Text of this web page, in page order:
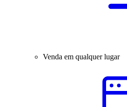
Venda em qualquer lugar